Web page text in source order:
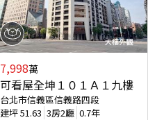
7,998萬
可看屋全坤１０１Ａ１九樓
台北市信義區信義路四段
建坪51.63 3房2廳 0.7年